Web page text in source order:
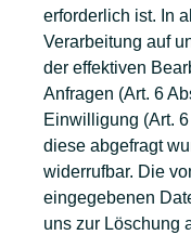
erforderlich ist. In
Verarbeitung auf
der effektiven
Anfragen (Art. 6
Einwilligung (Art.
diese abgefragt
widerrufbar. Die
eingegebenen
uns zur Löschung